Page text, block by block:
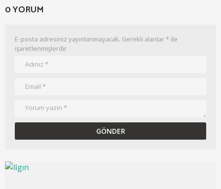
0 YORUM
E-posta adresiniz yayınlanmayacak. Gerekli alanlar* ile
işaretlenmişlerdir